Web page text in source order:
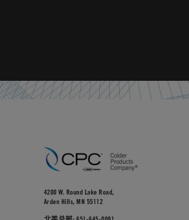
4200 W. Round Lake Road,
Arden Hills, MN 55112